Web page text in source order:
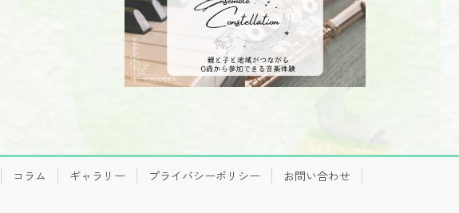
コラム ギャラリー プライバシーポリシー お問い合わせ